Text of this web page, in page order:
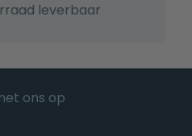
leverbaar
ons op